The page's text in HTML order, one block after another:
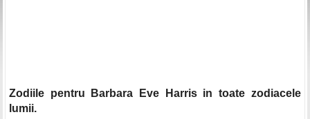
Zodiile pentru Barbara Eve Harris in toate zodiacele
lumii.